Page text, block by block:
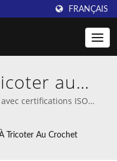
FRANÇAIS
au
DAHU:
de
certifications ISO
de machines à
à trame.
Tricoter Au Crochet